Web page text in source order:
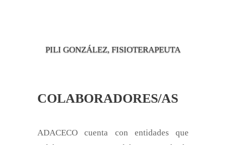
PILI GONZÁLEZ, FISIOTERAPEUTA
COLABORADORES/AS
ADACECO cuenta con entidades que